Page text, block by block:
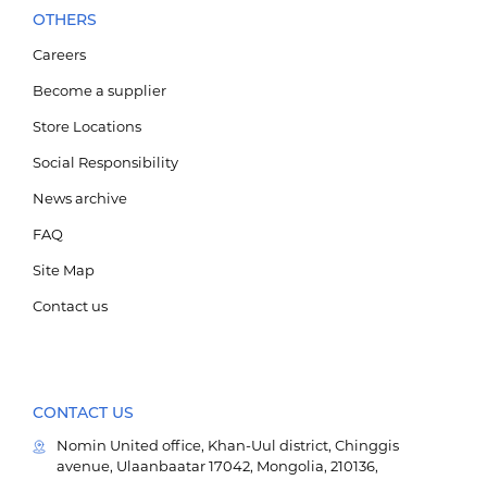
OTHERS
Careers
Become a supplier
Store Locations
Social Responsibility
News archive
FAQ
Site Map
Contact us
CONTACT US
Nomin United office, Khan-Uul district, Chinggis
avenue, Ulaanbaatar 17042, Mongolia, 210136,